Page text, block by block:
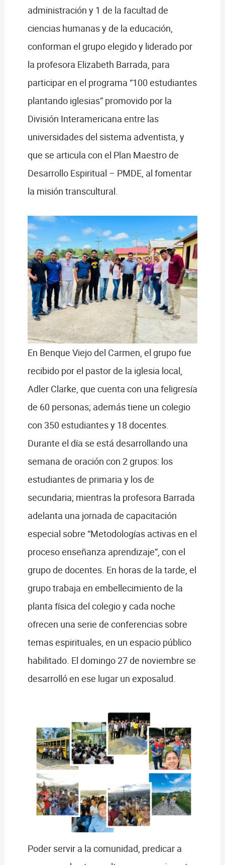
administración y 1 de la facultad de
ciencias humanas y de la educación,
conforman el grupo elegido y liderado por
la profesora Elizabeth Barrada, para
participar en el programa “100 estudiantes
plantando iglesias” promovido por la
División Interamericana entre las
universidades del sistema adventista, y
que se articula con el Plan Maestro de
Desarrollo Espiritual – PMDE, al fomentar
la misión transcultural.
En Benque Viejo del Carmen, el grupo fue
recibido por el pastor de la iglesia local,
Adler Clarke, que cuenta con una feligresía
de 60 personas; además tiene un colegio
con 350 estudiantes y 18 docentes.
Durante el día se está desarrollando una
semana de oración con 2 grupos: los
estudiantes de primaria y los de
secundaria; mientras la profesora Barrada
adelanta una jornada de capacitación
especial sobre “Metodologías activas en el
proceso enseñanza aprendizaje”, con el
grupo de docentes. En horas de la tarde, el
grupo trabaja en embellecimiento de la
planta física del colegio y cada noche
ofrecen una serie de conferencias sobre
temas espirituales, en un espacio público
habilitado. El domingo 27 de noviembre se
desarrolló en ese lugar un exposalud.
Poder servir a la comunidad, predicar a